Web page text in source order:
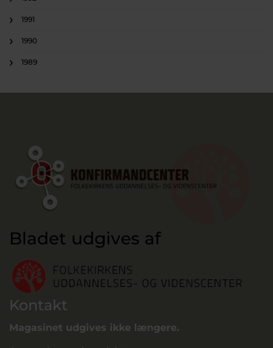
1991
1990
1989
Bladet udgives af
Kontakt
Magasinet udgives ikke længere.